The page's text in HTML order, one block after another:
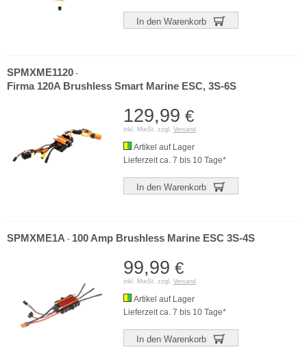
In den Warenkorb
SPMXME1120 -
Firma 120A Brushless Smart Marine ESC, 3S-6S
129,99 €
inkl. MwSt. zzgl. Versand
Artikel auf Lager
Lieferzeit ca. 7 bis 10 Tage*
In den Warenkorb
SPMXME1A - 100 Amp Brushless Marine ESC 3S-4S
99,99 €
inkl. MwSt. zzgl. Versand
Artikel auf Lager
Lieferzeit ca. 7 bis 10 Tage*
In den Warenkorb